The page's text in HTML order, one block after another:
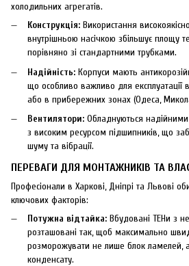
холодильних агрегатів.
Конструкція: Використання
внутрішньою насічкою збільшує площу
порівняно зі стандартними трубками.
Надійність: Корпуси мають
що особливо важливо для експлуатації
або в прибережних зонах (Одеса,
Вентилятори: Обладнуються
з високим ресурсом підшипників, що
шуму та вібрації.
ПЕРЕВАГИ ДЛЯ МОНТАЖНИКІВ ТА
Професіонали в Харкові, Дніпрі та Львові
ключових факторів:
Потужна відтайка: Вбудовані ТЕНи з
розташовані так, щоб максимально
розморожувати не лише блок ламелей,
конденсату.